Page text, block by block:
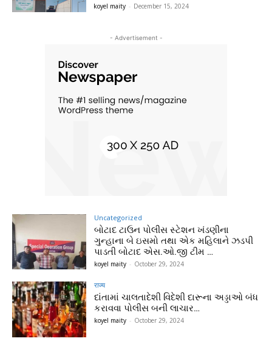
koyel maity - December 15, 2024
- Advertisement -
Uncategorized
બોટાદ ટાઉન પોલીસ સ્ટેશન ખંડણીના
ગુન્હાના બે ઇસમો તથા એક મહિલાને ઝડપી
પાડતી બોટાદ એસ.ઓ.જી ટીમ …
koyel maity - October 29, 2024
राज्य
દાંતામાં ચાલતાદેશી વિદેશી દારૂના અડ્ડાઓ બંધ
કરાવવા પોલીસ બની લાચાર…
koyel maity - October 29, 2024